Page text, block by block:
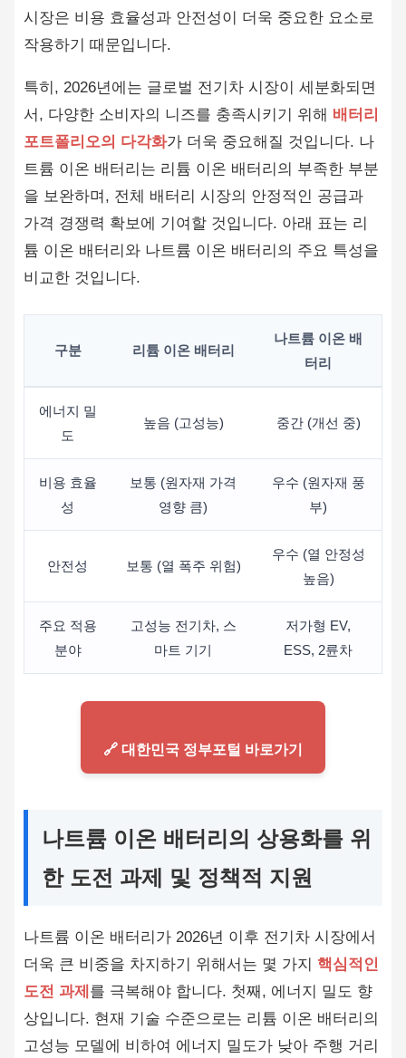
시장은 비용 효율성과 안전성이 더욱 중요한 요소로
작용하기 때문입니다.
특히, 2026년에는 글로벌 전기차 시장이 세분화되면
서, 다양한 소비자의 니즈를 충족시키기 위해 배터리
포트폴리오의 다각화가 더욱 중요해질 것입니다. 나
트륨 이온 배터리는 리튬 이온 배터리의 부족한 부분
을 보완하며, 전체 배터리 시장의 안정적인 공급과
가격 경쟁력 확보에 기여할 것입니다. 아래 표는 리
튬 이온 배터리와 나트륨 이온 배터리의 주요 특성을
비교한 것입니다.
구분 리튬 이온 배터리
나트륨 이온 배
터리
에너지 밀
도
높음 (고성능) 중간 (개선 중)
비용 효율
성
보통 (원자재 가격
영향 큼)
우수 (원자재 풍
부)
안전성 보통 (열 폭주 위험)
우수 (열 안정성
높음)
주요 적용
분야
고성능 전기차, 스
마트 기기
저가형 EV,
ESS, 2륜차
🔗 대한민국 정부포털 바로가기
나트륨 이온 배터리의 상용화를 위
한 도전 과제 및 정책적 지원
나트륨 이온 배터리가 2026년 이후 전기차 시장에서
더욱 큰 비중을 차지하기 위해서는 몇 가지 핵심적인
도전 과제 를 극복해야 합니다. 첫째, 에너지 밀도 향
상입니다. 현재 기술 수준으로는 리튬 이온 배터리의
고성능 모델에 비하여 에너지 밀도가 낮아 주행 거리